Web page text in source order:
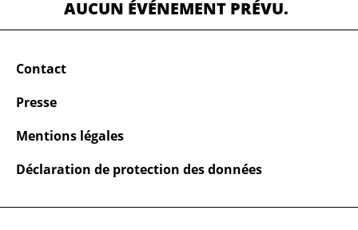
AUCUN ÉVÉNEMENT PRÉVU.
Contact
Presse
Mentions légales
Déclaration de protection des données